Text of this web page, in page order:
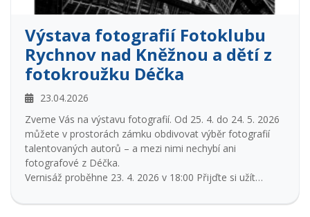
Výstava fotografií Fotoklubu
Rychnov nad Kněžnou a dětí z
fotokroužku Déčka
23.04.2026
Zveme Vás na výstavu fotografií. Od 25. 4. do 24. 5. 2026
můžete v prostorách zámku obdivovat výběr fotografií
talentovaných autorů – a mezi nimi nechybí ani
fotografové z Déčka.
Vernisáž proběhne 23. 4. 2026 v 18:00 Přijďte si užít